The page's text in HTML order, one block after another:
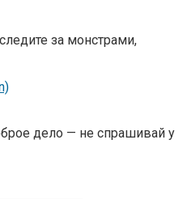
за монстрами,
дело — не спрашивай у